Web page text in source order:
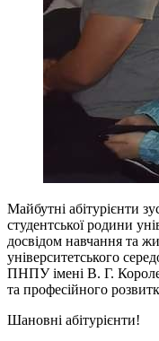
Майбутні абітурієнти
студентської родини
досвідом навчання та
університетського
ПНПУ імені В. Г.
та професійного
Шановні абітурієнти!